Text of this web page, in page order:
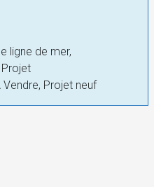
ligne de mer,
Vendre, Projet neuf